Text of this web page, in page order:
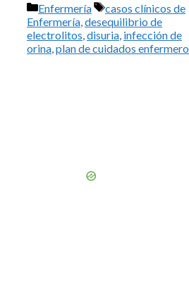
Categorías
Enfermería Etiquetas
casos clínicos de
Enfermería,desequilibrio de
electrolitos,disuria, infección de
orina,plan de cuidados enfermero